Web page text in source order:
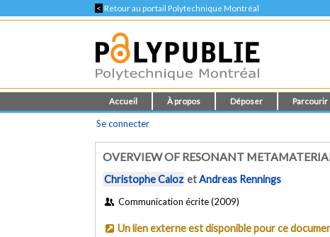
< Retour au portail Polytechnique Montréal
Accueil À propos Déposer Parcourir
Se connecter
OVERVIEW OF RESONANT
Christophe Caloz etAndreas Rennings
Communication écrite (2009)
Un lien externe est disponible pour ce